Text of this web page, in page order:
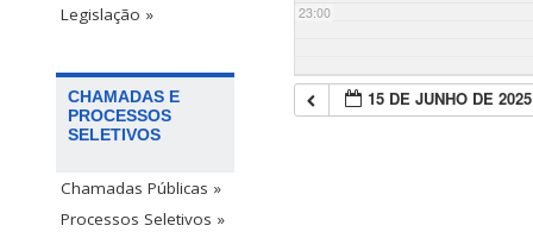
Legislação »
CHAMADAS E
PROCESSOS
SELETIVOS
Chamadas Públicas »
Processos Seletivos »
23:00
15 DE JUNHO DE 2025